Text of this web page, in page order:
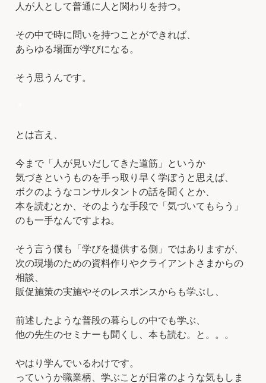
人が人として普通に人と関わりを持つ。
その中で時に問いを持つことができれば、
あらゆる場面が学びになる。
そう思うんです。
とは言え、
今まで「人が見いだしてきた道筋」というか
気づきというものを手っ取り早く学ぼうと思えば、
ボクのようなコンサルタントの話を聞くとか、
本を読むとか、そのような手段で「気づいてもらう」
のも一手なんですよね。
そう言う僕も「学びを提供する側」ではありますが、
次の現場のための資料作りやクライアントさまからの
相談、
販促施策の実施やそのレスポンスからも学ぶし、
前述したような普段の暮らしの中でも学ぶ、
他の先生のセミナーも聞くし、本も読む。と。。。
やはり学んでいるわけです。
っていうか職業柄、学ぶことが日常のような気もしま